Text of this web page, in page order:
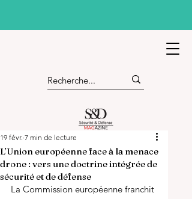
L’Union européenne face à la menace
drone : vers une doctrine intégrée de
sécurité et de défense
19 févr. 7 min de lecture
La Commission européenne franchit